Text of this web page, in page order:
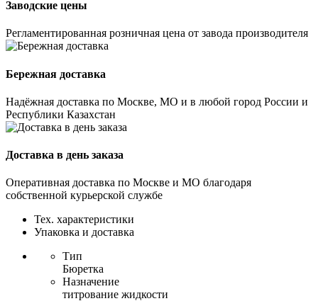
Заводские цены
Регламентированная розничная цена от завода производителя
Бережная доставка
Надёжная доставка по Москве, МО и в любой город России и
Республики Казахстан
Доставка в день заказа
Оперативная доставка по Москве и МО благодаря
собственной курьерской службе
Тех. характеристики
Упаковка и доставка
Тип
Бюретка
Назначение
титрование жидкости